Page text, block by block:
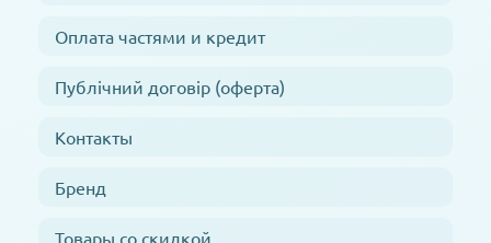
Оплата частями и кредит
Публічний договір (оферта)
Контакты
Бренд
Товары со скидкой